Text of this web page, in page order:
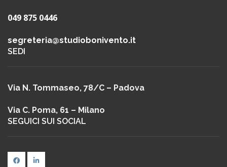
049 875 0446
segreteria@studiobonivento.it
SEDI
Via N. Tommaseo, 78/C – Padova
Via C. Poma, 61 – Milano
SEGUICI SUI SOCIAL